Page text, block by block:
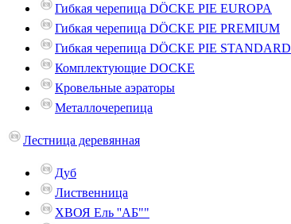
Гибкая черепица DÖCKE PIE EUROPA
Гибкая черепица DÖCKE PIE PREMIUM
Гибкая черепица DÖCKE PIE STANDARD
Комплектующие DOCKE
Кровельные аэраторы
Металлочерепица
Лестница деревянная
Дуб
Лиственница
ХВОЯ Ель ''AБ""